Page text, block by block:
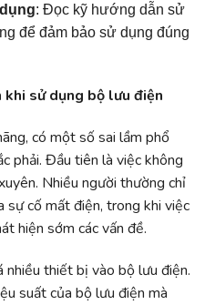
: Đọc kỹ hướng dẫn sử
để đảm bảo sử dụng đúng
sử dụng bộ lưu điện
có một số sai lầm phổ
phải. Đầu tiên là việc không
Nhiều người thường chỉ
sự cố mất điện, trong khi việc
hiện sớm các vấn đề.
thiết bị vào bộ lưu điện.
suất của bộ lưu điện mà